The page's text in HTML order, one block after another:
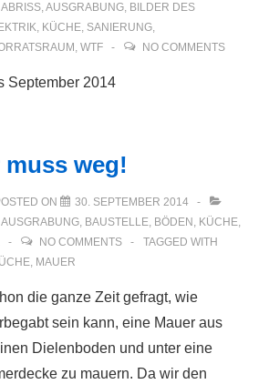
ABRISS,AUSGRABUNG, BILDER DES
, KÜCHE, SANIERUNG,
, WTF NO COMMENTS
September 2014
muss weg!
ON
30. SEPTEMBER 2014
AUSGRABUNG, BAUSTELLE, BÖDEN , KÜCHE,
NO COMMENTS
TAGGED WITH
, MAUER
die ganze Zeit gefragt, wie
sein kann, eine Mauer aus
Dielenboden und unter eine
zu mauern. Da wir den